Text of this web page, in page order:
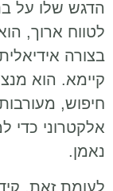
הדגש שלו על
לטווח ארוך,
בצורה
קיימא. הוא
חיפוש,
אלקטרוני כדי
נאמן.
לעומת זאת,